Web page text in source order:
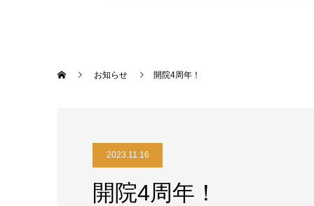
お知らせ 開院4周年！
2023.11.16
開院4周年！